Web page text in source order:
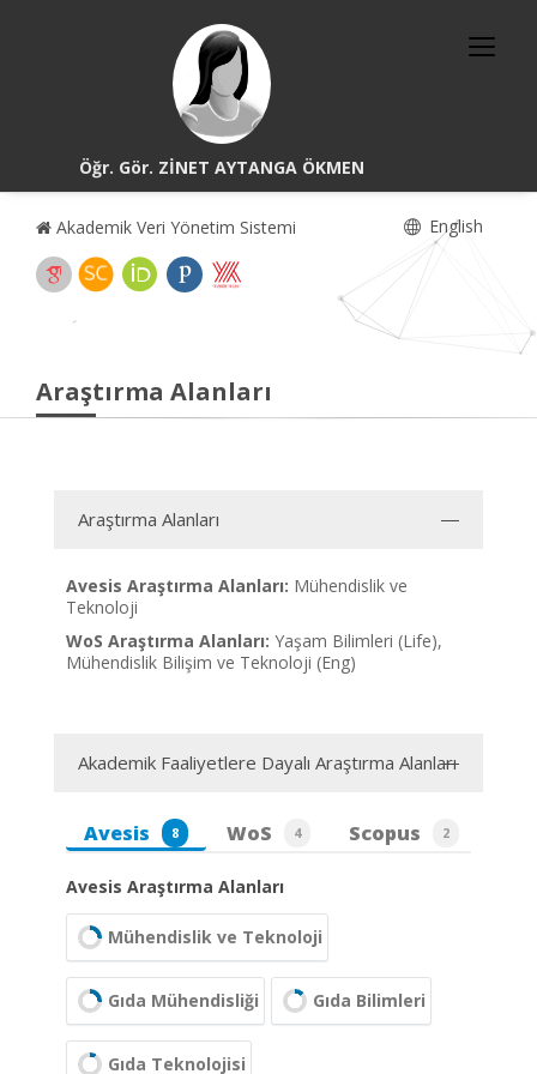
Öğr. Gör. ZİNET AYTANGA ÖKMEN
Akademik Veri Yönetim Sistemi English
Araştırma Alanları
Araştırma Alanları
Avesis Araştırma Alanları: Mühendislik ve
Teknoloji
WoS Araştırma Alanları: Yaşam Bilimleri (Life),
Mühendislik Bilişim ve Teknoloji (Eng)
Akademik Faaliyetlere Dayalı Araştırma Alanları
Avesis 8 WoS 4 Scopus 2
Avesis Araştırma Alanları
Mühendislik ve Teknoloji
Gıda Mühendisliği Gıda Bilimleri
Gıda Teknolojisi